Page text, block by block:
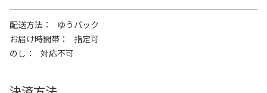
配送方法
ゆうパック
お届け時間帯
指定可
のし
対応不可